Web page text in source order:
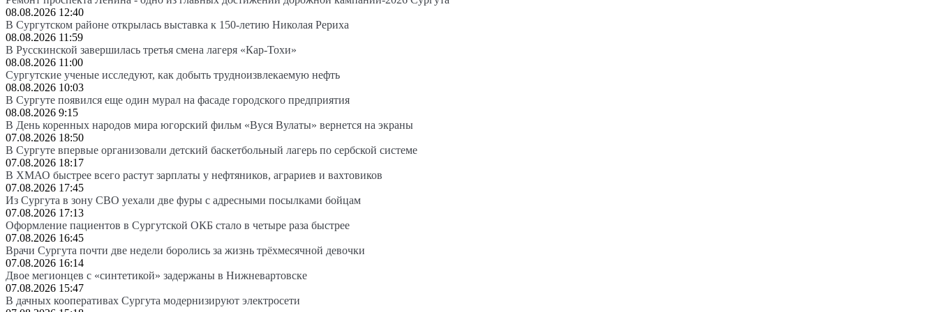
08.08.2026 12:40
В Сургутском районе открылась выставка к 150-летию Николая Рериха
08.08.2026 11:59
В Русскинской завершилась третья смена лагеря «Кар-Тохи»
08.08.2026 11:00
Сургутские ученые исследуют, как добыть трудноизвлекаемую нефть
08.08.2026 10:03
В Сургуте появился еще один мурал на фасаде городского предприятия
08.08.2026 9:15
В День коренных народов мира югорский фильм «Вуся Вулаты» вернется на экраны
07.08.2026 18:50
В Сургуте впервые организовали детский баскетбольный лагерь по сербской системе
07.08.2026 18:17
В ХМАО быстрее всего растут зарплаты у нефтяников, аграриев и вахтовиков
07.08.2026 17:45
Из Сургута в зону СВО уехали две фуры с адресными посылками бойцам
07.08.2026 17:13
Оформление пациентов в Сургутской ОКБ стало в четыре раза быстрее
07.08.2026 16:45
Врачи Сургута почти две недели боролись за жизнь трёхмесячной девочки
07.08.2026 16:14
Двое мегионцев с «синтетикой» задержаны в Нижневартовске
07.08.2026 15:47
В дачных кооперативах Сургута модернизируют электросети